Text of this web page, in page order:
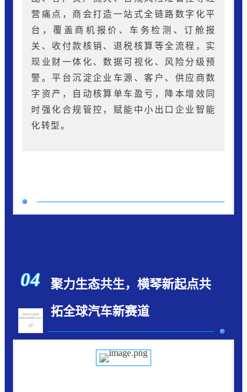
营痛点，商会打造一站式全链路数字化平
台，覆盖商机报价、车务检测、订舱报
关、收付款核销、退税核算等全流程，实
现业财一体化、数据可视化、风险分级预
警。平台沉淀企业车源、客户、供应商数
字资产，自动核算单车盈亏，降本增效同
时强化合规管控，赋能中小出口企业智能
化转型。
04
聚力生态共生，横琴新起点共
拓全球汽车新赛道